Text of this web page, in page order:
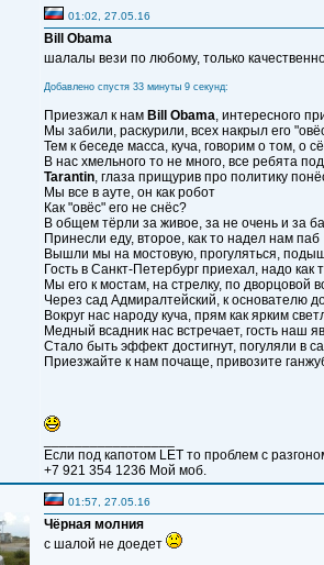
01:02, 27.05.16
Bill Obama
шалалы вези по любому, только
Добавлено спустя 33 минуты 9 секунд:
Приезжал к нам Bill Obama, интересного
Мы забили, раскурили, всех накрыл его
Тем к беседе масса, куча, говорим о том, о
В нас хмельного то не много, все ребята
Tarantin, глаза прищурив про политику
Мы все в ауте, он как робот
Как "овёс" его не снёс?
В общем тёрли за живое, за не очень и за
Принесли еду, второе, как то надел нам паб
Вышли мы на мостовую, прогуляться,
Гость в Санкт-Петербург приехал, надо как
Мы его к мостам, на стрелку, по дворцовой
Через сад Адмиралтейский, к основателю
Вокруг нас народу куча, прям как ярким
Медный всадник нас встречает, гость наш
Стало быть эффект достигнут, погуляли в
Приезжайте к нам почаще, привозите
Если под капотом LET то проблем с
+7 921 354 1236 Мой моб.
01:57, 27.05.16
Чёрная молния
с шалой не доедет